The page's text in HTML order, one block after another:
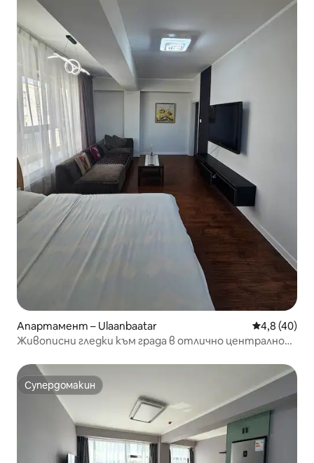
Апартамент – Ulaanbaatar Средна
4,8 (40)
Живописни гледки към града в отлично централно
Супердомакин
Супердомакин